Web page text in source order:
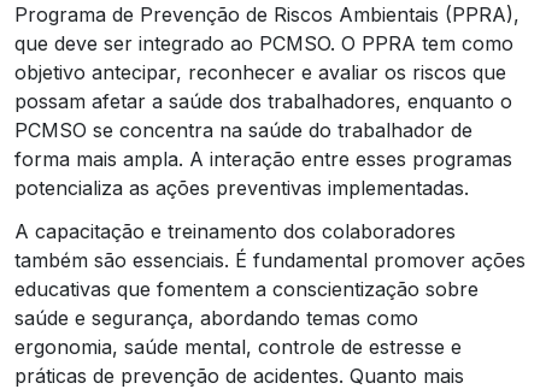
Programa de Prevenção de Riscos Ambientais (PPRA),
que deve ser integrado ao PCMSO. O PPRA tem como
objetivo antecipar, reconhecer e avaliar os riscos que
possam afetar a saúde dos trabalhadores, enquanto o
PCMSO se concentra na saúde do trabalhador de
forma mais ampla. A interação entre esses programas
potencializa as ações preventivas implementadas.
A capacitação e treinamento dos colaboradores
também são essenciais. É fundamental promover ações
educativas que fomentem a conscientização sobre
saúde e segurança, abordando temas como
ergonomia, saúde mental, controle de estresse e
práticas de prevenção de acidentes. Quanto mais